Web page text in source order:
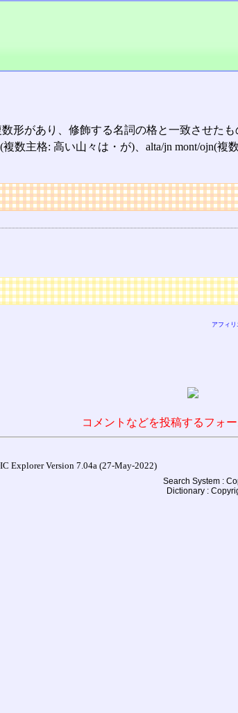
数形があり、修飾する名詞の格と一致させた
複数主格: 高い山々は・が)、alta/jn mont/
アフィ
コメントなどを投稿するフォ
Explorer Version 7.04a (27-May-2022)
Search System :
Dictionary :